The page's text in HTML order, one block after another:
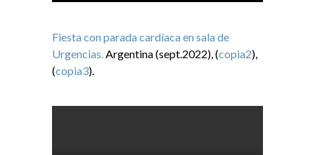
Fiesta con parada cardíaca en sala de
Urgencias.Argentina (sept.2022), (copia2),
(copia3).